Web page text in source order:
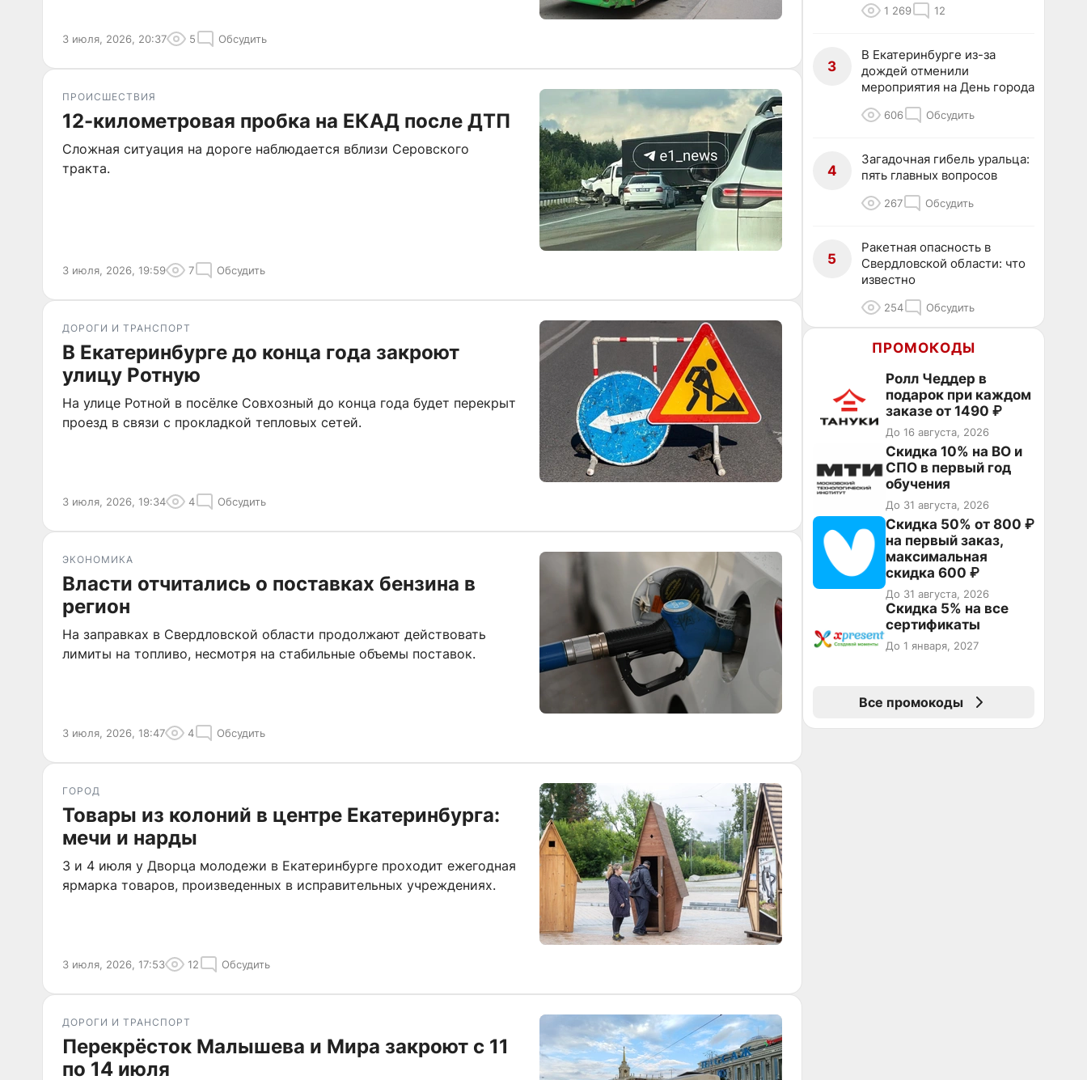
3 июля, 2026, 20:37 5 Обсудить
ПРОИСШЕСТВИЯ
12-километровая пробка на ЕКАД после ДТП
Сложная ситуация на дороге наблюдается вблизи Серовского
тракта.
3 июля, 2026, 19:59 7 Обсудить
ДОРОГИ И ТРАНСПОРТ
В Екатеринбурге до конца года закроют
улицу Ротную
На улице Ротной в посёлке Совхозный до конца года будет перекрыт
проезд в связи с прокладкой тепловых сетей.
3 июля, 2026, 19:34 4 Обсудить
ЭКОНОМИКА
Власти отчитались о поставках бензина в
регион
На заправках в Свердловской области продолжают действовать
лимиты на топливо, несмотря на стабильные объемы поставок.
3 июля, 2026, 18:47 4 Обсудить
ГОРОД
Товары из колоний в центре Екатеринбурга:
мечи и нарды
3 и 4 июля у Дворца молодежи в Екатеринбурге проходит ежегодная
ярмарка товаров, произведенных в исправительных учреждениях.
3 июля, 2026, 17:53 12 Обсудить
ДОРОГИ И ТРАНСПОРТ
Перекрёсток Малышева и Мира закроют с 11
по 14 июля
1 269 12
3
В Екатеринбурге из-за
дождей отменили
мероприятия на День города
606 Обсудить
4
Загадочная гибель уральца:
пять главных вопросов
267 Обсудить
5
Ракетная опасность в
Свердловской области: что
известно
254 Обсудить
ПРОМОКОДЫ
Ролл Чеддер в
подарок при каждом
заказе от 1490 ₽
До 16 августа, 2026
Скидка 10% на ВО и
СПО в первый год
обучения
До 31 августа, 2026
Скидка 50% от 800 ₽
на первый заказ,
максимальная
скидка 600 ₽
До 31 августа, 2026
Скидка 5% на все
сертификаты
До 1 января, 2027
Все промокоды